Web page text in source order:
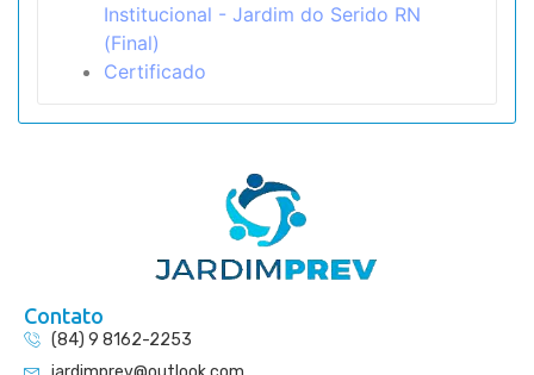
Institucional - Jardim do Serido RN
(Final)
Certificado
Contato
(84) 9 8162-2253